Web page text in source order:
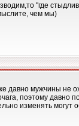
"где
чем мы)
давно мужчины не
поэтому давно
изменять могут